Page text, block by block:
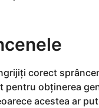
corect
pentru obținerea
acestea ar